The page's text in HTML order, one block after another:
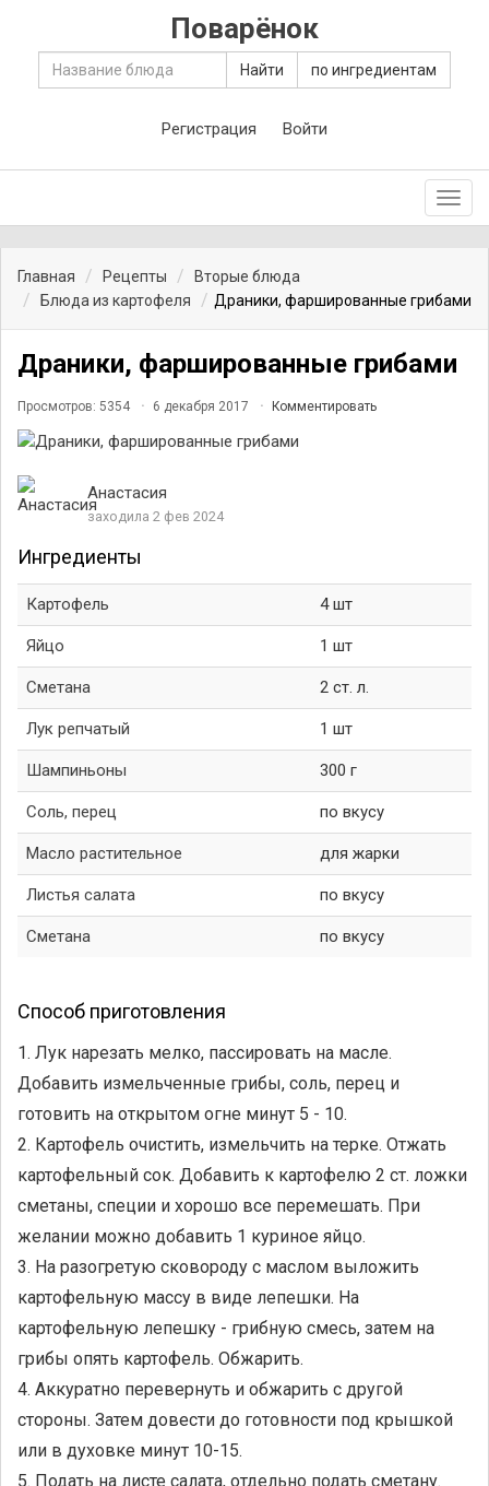
Поварёнок
Найти по ингредиентам
Регистрация Войти
Главная Рецепты
Вторые блюда
Блюда из картофеля
Драники, фаршированные грибами
Драники, фаршированные грибами
Просмотров: 5354 6 декабря 2017 Комментировать
Анастасия
заходила 2 фев 2024
Ингредиенты
Картофель 4 шт
Яйцо 1 шт
Сметана 2 ст. л.
Лук репчатый 1 шт
Шампиньоны 300 г
Соль, перец по вкусу
Масло растительное для жарки
Листья салата по вкусу
Сметана по вкусу
Способ приготовления
1. Лук нарезать мелко, пассировать на масле.
Добавить измельченные грибы, соль, перец и
готовить на открытом огне минут 5 - 10.
2. Картофель очистить, измельчить на терке. Отжать
картофельный сок. Добавить к картофелю 2 ст. ложки
сметаны, специи и хорошо все перемешать. При
желании можно добавить 1 куриное яйцо.
3. На разогретую сковороду с маслом выложить
картофельную массу в виде лепешки. На
картофельную лепешку - грибную смесь, затем на
грибы опять картофель. Обжарить.
4. Аккуратно перевернуть и обжарить с другой
стороны. Затем довести до готовности под крышкой
или в духовке минут 10-15.
5. Подать на листе салата, отдельно подать сметану.